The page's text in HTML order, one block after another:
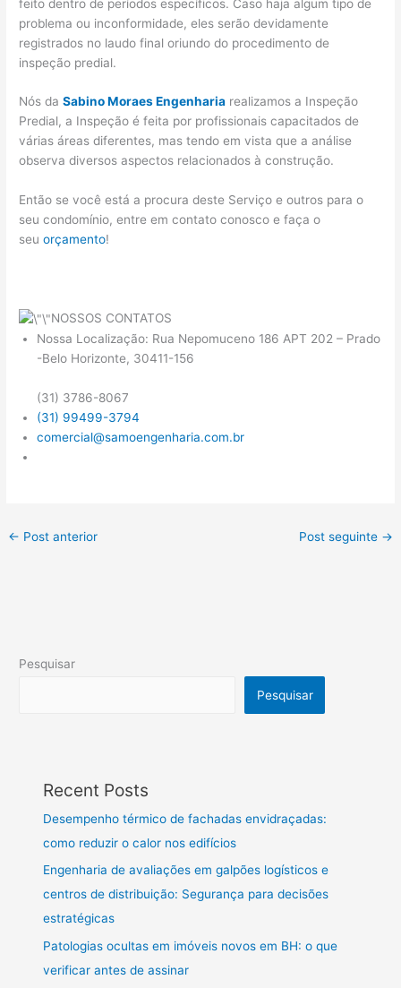
feito dentro de períodos específicos. Caso haja algum tipo de
problema ou inconformidade, eles serão devidamente
registrados no laudo final oriundo do procedimento de
inspeção predial.
Nós daSabino Moraes Engenharia realizamos a Inspeção
Predial, a Inspeção é feita por profissionais capacitados de
várias áreas diferentes, mas tendo em vista que a análise
observa diversos aspectos relacionados à construção.
Então se você está a procura deste Serviço e outros para o
seu condomínio, entre em contato conosco e faça o
seuorçamento!
NOSSOS CONTATOS
Nossa Localização: Rua Nepomuceno 186 APT 202 – Prado
-Belo Horizonte, 30411-156
(31) 3786-8067
(31) 99499-3794
comercial@samoengenharia.com.br
← Post anterior Post seguinte →
Pesquisar
Pesquisar
Recent Posts
Desempenho térmico de fachadas envidraçadas:
como reduzir o calor nos edifícios
Engenharia de avaliações em galpões logísticos e
centros de distribuição: Segurança para decisões
estratégicas
Patologias ocultas em imóveis novos em BH: o que
verificar antes de assinar